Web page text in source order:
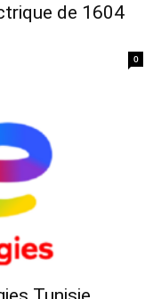
de 1604
0